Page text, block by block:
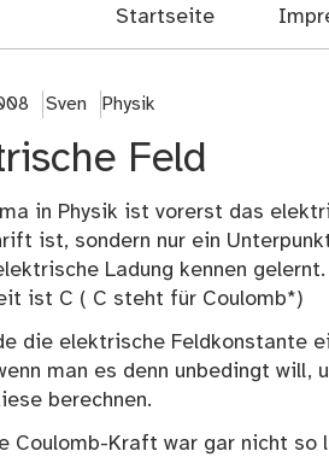
Startseite
Sven Physik
Feld
in Physik ist vorerst das
ist, sondern nur ein
Ladung kennen
ist C ( C steht für Coulomb*)
die elektrische Feldkonstante
man es denn unbedingt will,
berechnen.
Coulomb-Kraft war gar nicht